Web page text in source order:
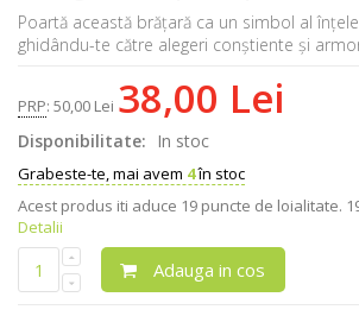
Poartă această brățară ca un simbol al
ghidându-te către alegeri conștiente și
PRP: 50,00 Lei 38,00 Lei
Disponibilitate: In stoc
Grabeste-te, mai avem 4în stoc
Acest produs iti aduce 19 puncte de loialitate.
Detalii
Adauga in cos